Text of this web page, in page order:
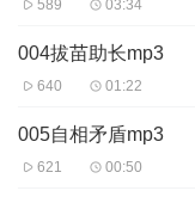
589 03:34
004拔苗助长mp3
640 01:22
005自相矛盾mp3
621 00:50